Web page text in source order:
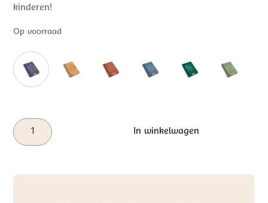
kinderen!
Op voorraad
Kidywolf
Kidydraw-
Sprookjes
In winkelwagen